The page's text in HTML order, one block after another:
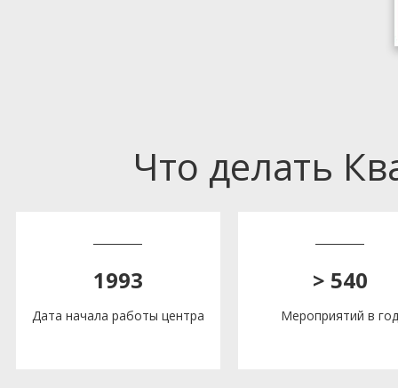
Что делать
1993
Дата начала работы центра
> 540
Мероприятий в год